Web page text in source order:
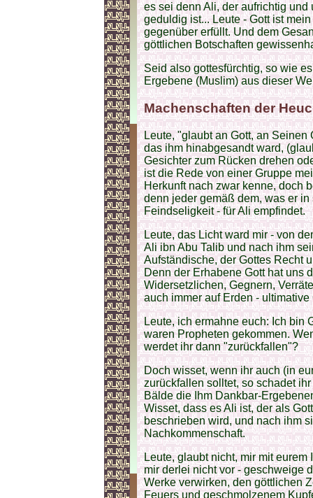
es sei denn Ali, der aufrichtig
geduldig ist... Leute - Gott ist
gegenüber erfüllt. Und dem
göttlichen Botschaften
Seid also gottesfürchtig, so wie
Ergebene (Muslim) aus dieser
Machenschaften der
Leute, "glaubt an Gott, an
das ihm hinabgesandt ward,
Gesichter zum Rücken drehen
ist die Rede von einer Gruppe
Herkunft nach zwar kenne, doch
denn jeder gemäß dem, was er
Feindseligkeit - für Ali empfindet.
Leute, das Licht ward mir - von
Ali ibn Abu Talib und nach ihm
Aufständische, der Gottes Recht
Denn der Erhabene Gott hat uns
Widersetzlichen, Gegnern,
auch immer auf Erden -
Leute, ich ermahne euch: Ich bin
waren Propheten gekommen.
werdet ihr dann "zurückfallen"?
Doch wisset, wenn ihr auch (in
zurückfallen solltet, so schadet
Bälde die Ihm Dankbar-
Wisset, dass es Ali ist, der als
beschrieben wird, und nach ihm
Nachkommenschaft.
Leute, glaubt nicht, mir mit
mir derlei nicht vor - geschweige
Werke verwirken, den göttlichen
Feuers und geschmolzenem